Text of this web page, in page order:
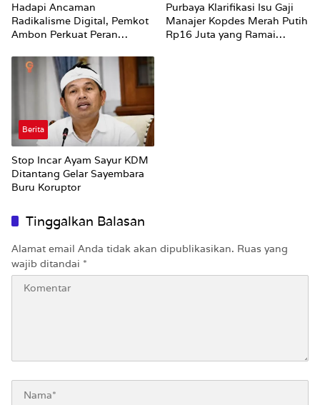
Hadapi Ancaman
Radikalisme Digital, Pemkot
Ambon Perkuat Peran
Purbaya Klarifikasi Isu Gaji
Manajer Kopdes Merah Putih
Rp16 Juta yang Ramai
Berita
Stop Incar Ayam Sayur KDM
Ditantang Gelar Sayembara
Buru Koruptor
Tinggalkan Balasan
Alamat email Anda tidak akan dipublikasikan. Ruas yang
wajib ditandai *